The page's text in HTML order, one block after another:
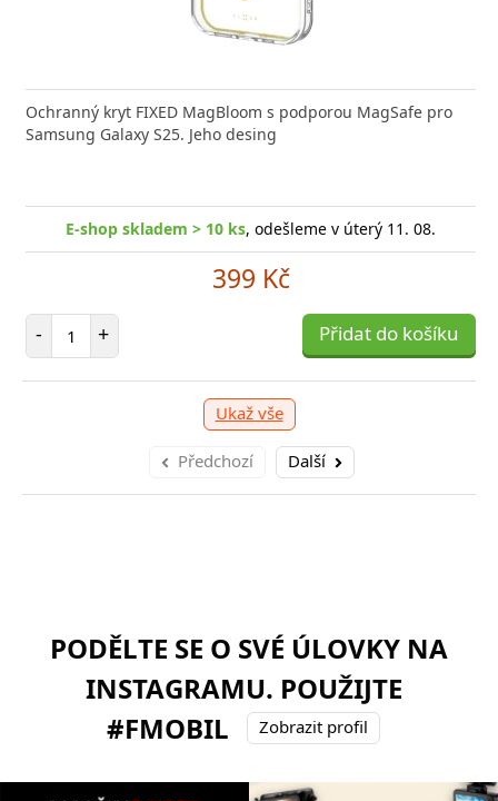
Ochranný kryt FIXED MagBloom s podporou MagSafe pro
Samsung Galaxy S25. Jeho desing
E-shop skladem > 10 ks, odešleme v úterý 11. 08.
399 Kč
- Počet položek
+ Přidat do košíku
Ukaž vše
Předchozí Další
PODĚLTE SE O SVÉ ÚLOVKY NA
INSTAGRAMU. POUŽIJTE
#FMOBIL
Zobrazit profil